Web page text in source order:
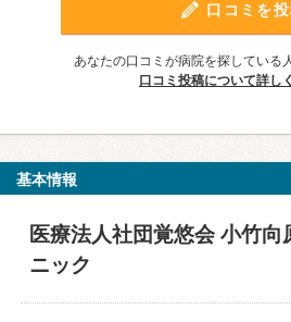
口コミを
あなたの口コミが病院を探している
口コミ投稿について詳し
基本情報
医療法人社団覚悠会 小竹向
ニック